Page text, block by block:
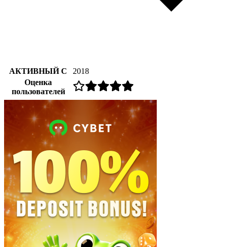
АКТИВНЫЙ С
2018
Оценка
пользователей